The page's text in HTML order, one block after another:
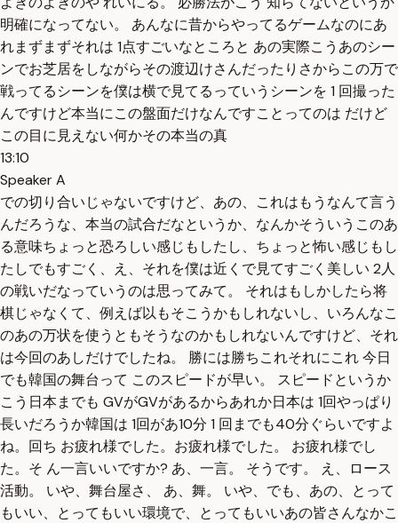
明確になってない。 あんなに昔からやってるゲームなのにあ
れまずまずそれは 1点すごいなところと あの実際こうあのシー
ンでお芝居をしながらその渡辺けさんだったりさからこの万で
戦ってるシーンを僕は横で見てるっていうシーンを 1 回撮った
んですけど本当にこの盤面だけなんですことってのは だけど
この目に見えない何かその本当の真
13:10
Speaker A
での切り合いじゃないですけど、あの、これはもうなんて言う
んだろうな、本当の試合だなというか、なんかそういうこのあ
る意味ちょっと恐ろしい感じもしたし、ちょっと怖い感じもし
たしでもすごく、え、それを僕は近くで見てすごく美しい 2人
の戦いだなっていうのは思ってみて。 それはもしかしたら将
棋じゃなくて、例えば以もそこうかもしれないし、いろんなこ
のあの万状を使うともそうなのかもしれないんですけど、それ
は今回のあしだけでしたね。 勝には勝ちこれそれにこれ 今日
でも韓国の舞台って このスピードが早い。 スピードというか
こう日本までも GVがGVがあるからあれか日本は 1回やっぱり
長いだろうか韓国は 1回があ10分 1 回までも40分ぐらいですよ
ね。回ち お疲れ様でした。お疲れ様でした。 お疲れ様でし
た。そ ん一言いいですか? あ、一言。 そうです。 え、ロース
活動。 いや、舞台屋さ、 あ、舞。 いや、でも、あの、とって
もいい、とってもいい環境で、とってもいいあの皆さんなかこ